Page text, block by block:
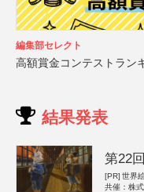
編集部セレクト
高額賞金コンテストラン
結果発表
第22
[PR] 世界
共催：株